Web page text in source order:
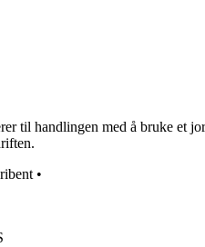
til handlingen med å bruke et
•